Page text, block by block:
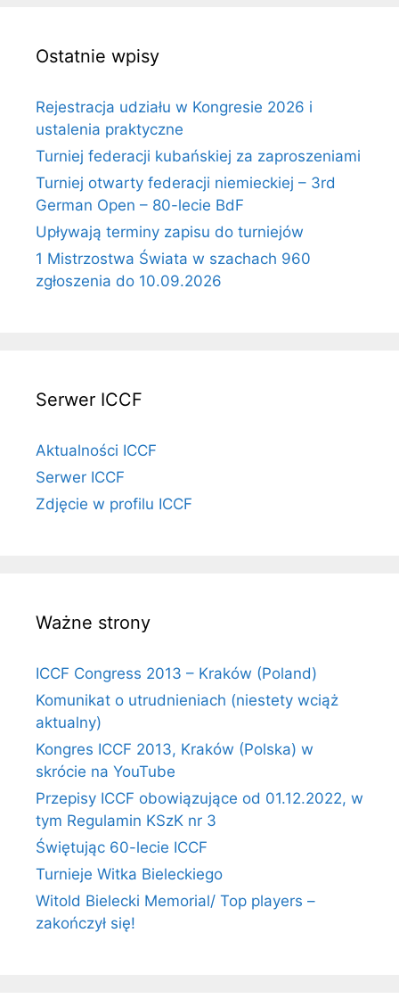
Ostatnie wpisy
Rejestracja udziału w Kongresie 2026 i
ustalenia praktyczne
Turniej federacji kubańskiej za zaproszeniami
Turniej otwarty federacji niemieckiej – 3rd
German Open – 80-lecie BdF
Upływają terminy zapisu do turniejów
1 Mistrzostwa Świata w szachach 960
zgłoszenia do 10.09.2026
Serwer ICCF
Aktualności ICCF
Serwer ICCF
Zdjęcie w profilu ICCF
Ważne strony
ICCF Congress 2013 – Kraków (Poland)
Komunikat o utrudnieniach (niestety wciąż
aktualny)
Kongres ICCF 2013, Kraków (Polska) w
skrócie na YouTube
Przepisy ICCF obowiązujące od 01.12.2022, w
tym Regulamin KSzK nr 3
Świętując 60-lecie ICCF
Turnieje Witka Bieleckiego
Witold Bielecki Memorial/ Top players –
zakończył się!